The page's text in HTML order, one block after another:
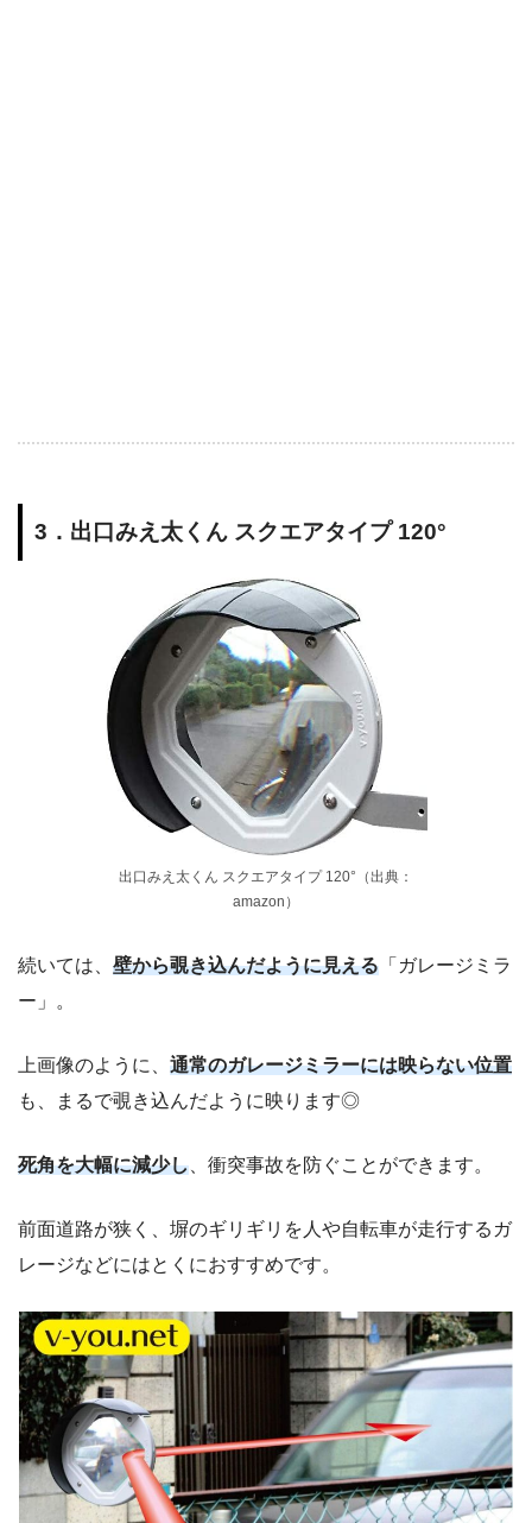
3．出口みえ太くん スクエアタイプ 120°
出口みえ太くん スクエアタイプ 120°（出典：
amazon）
続いては、 壁から覗き込んだように見える 「ガレージミラ
ー」。
上画像のように、 通常のガレージミラーには映らない位置
も、まるで覗き込んだように映ります◎
死角を大幅に減少し 、衝突事故を防ぐことができます。
前面道路が狭く、塀のギリギリを人や自転車が走行するガ
レージなどにはとくにおすすめです。